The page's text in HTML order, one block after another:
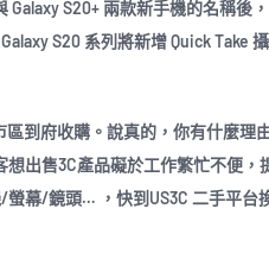
Galaxy S20+ 兩款新手機的名稱後
S20 系列將新增 Quick Take
到府收購。說真的，你有什麼理
出售3C產品礙於工作繁忙不便，
幕/鏡頭… ，快到US3C 二手平台